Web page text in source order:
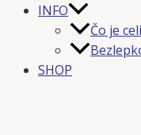
INFO
Čo je
SHOP